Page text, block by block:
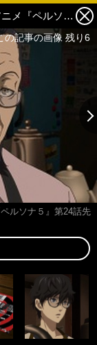
冴を改心させるため怪盗団はパレスへ…TVアニメ『ペルソナ５』第24話先行カット公開！ 6枚目の写真・画像
ルソナ５』第24話先
の記事の画像 残り6